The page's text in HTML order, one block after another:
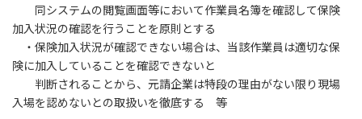
同システムの閲覧画面等において作業員名簿を確認して保険
加入状況の確認を行うことを原則とする
・保険加入状況が確認できない場合は、当該作業員は適切な保
険に加入していることを確認できないと
判断されることから、元請企業は特段の理由がない限り現場
入場を認めないとの取扱いを徹底する 等